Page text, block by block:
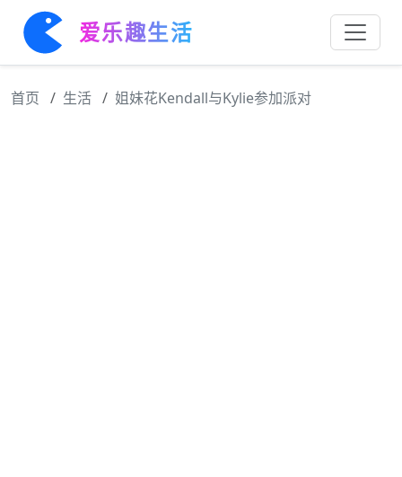
爱乐趣生活
首页 生活 姐妹花Kendall与Kylie参加派对